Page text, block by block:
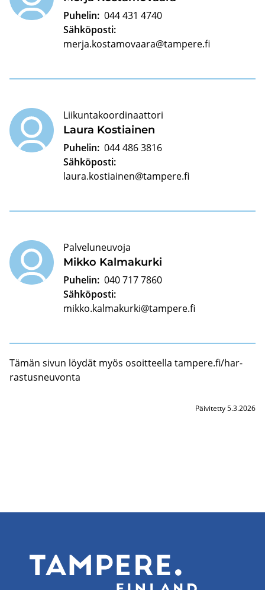
Puhelin: 044 431 4740
Sähköposti:
merja.kostamovaara@tampere.fi
Laura Kos­tiai­nen
Liikuntakoordinaattori
Puhelin: 044 486 3816
Sähköposti:
laura.kostiainen@tampere.fi
Mikko Kal­ma­kur­ki
Palveluneuvoja
Puhelin: 040 717 7860
Sähköposti:
mikko.kalmakurki@tampere.fi
Tämän sivun löy­dät myös osoit­teel­la tam­pe­re.fi/har­
ras­tus­neu­von­ta
Päivitetty 5.3.2026